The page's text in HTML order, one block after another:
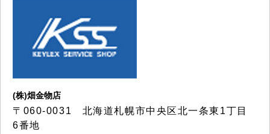
(株)畑金物店
〒060-0031 北海道札幌市中央区北一条東1丁目
6番地